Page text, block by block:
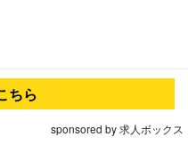
ちら
sponsored by 求人ボックス